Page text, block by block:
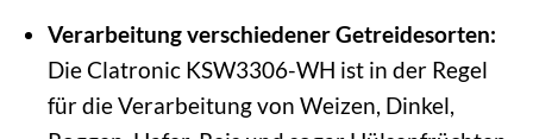
Verarbeitung verschiedener Getreidesorten:
Die Clatronic KSW3306-WH ist in der Regel
für die Verarbeitung von Weizen, Dinkel,